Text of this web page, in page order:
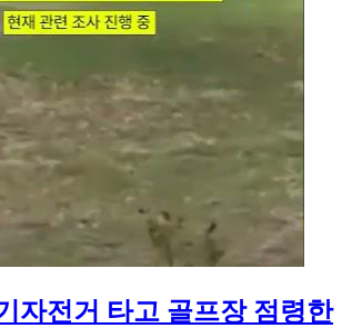
자전거 타고 골프장 점령한